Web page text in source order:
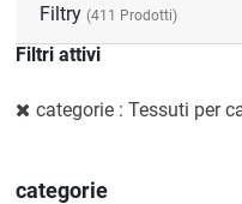
Filtry (411 Prodotti)
Filtri attivi
categorie : Tessuti per
categorie